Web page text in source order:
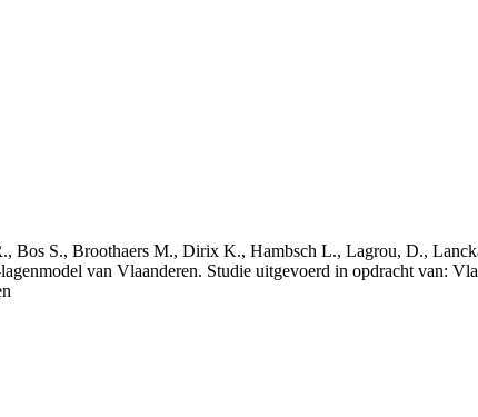
Bos S., Broothaers M., Dirix K., Hambsch L., Lagrou, D.,
van Vlaanderen. Studie uitgevoerd in opdracht van: